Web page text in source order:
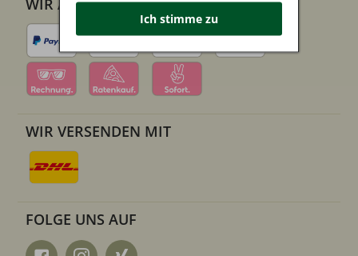
WIR AKZEPTIEREN
WIR VERSENDEN MIT
FOLGE UNS AUF
Ich stimme zu